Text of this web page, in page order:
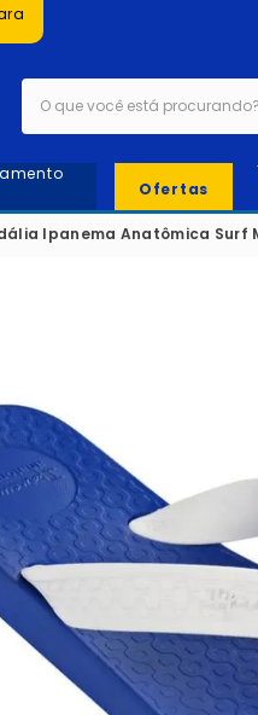
O que você está procurando?
Ofertas
Ipanema Anatômica Surf